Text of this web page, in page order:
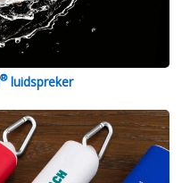
®luidspreker